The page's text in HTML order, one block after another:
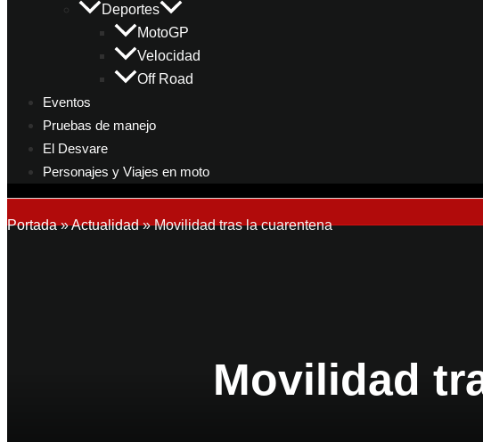
Deportes
MotoGP
Velocidad
Off Road
Eventos
Pruebas de manejo
El Desvare
Personajes y Viajes en moto
Portada»Actualidad»Movilidad tras la cuarentena
Movilidad